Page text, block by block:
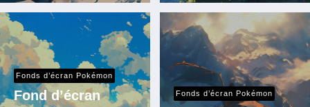
Fonds d’écran Pokémon
Fond d’écran
Fonds d’écran Pokémon